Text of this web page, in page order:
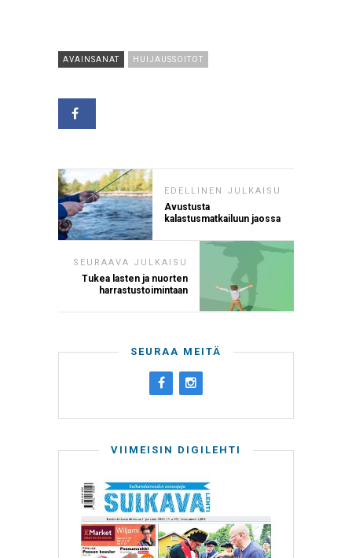
AVAINSANAT HUIJAUSSOITOT
EDELLINEN JULKAISU
Avustusta
kalastusmatkailuun jaossa
SEURAAVA JULKAISU
Tukea lasten ja nuorten
harrastustoimintaan
SEURAA MEITÄ
VIIMEISIN DIGILEHTI